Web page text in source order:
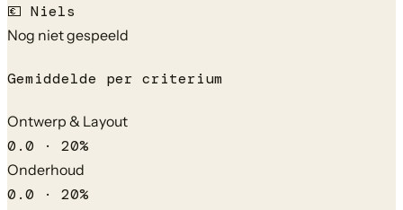
💶 Niels
Nog niet gespeeld
Gemiddelde per criterium
Ontwerp & Layout
0.0 · 20%
Onderhoud
0.0 · 20%